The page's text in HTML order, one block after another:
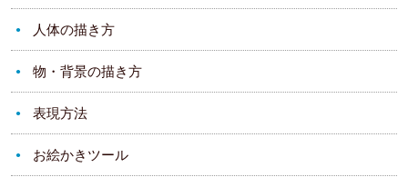
人体の描き方
物・背景の描き方
表現方法
お絵かきツール